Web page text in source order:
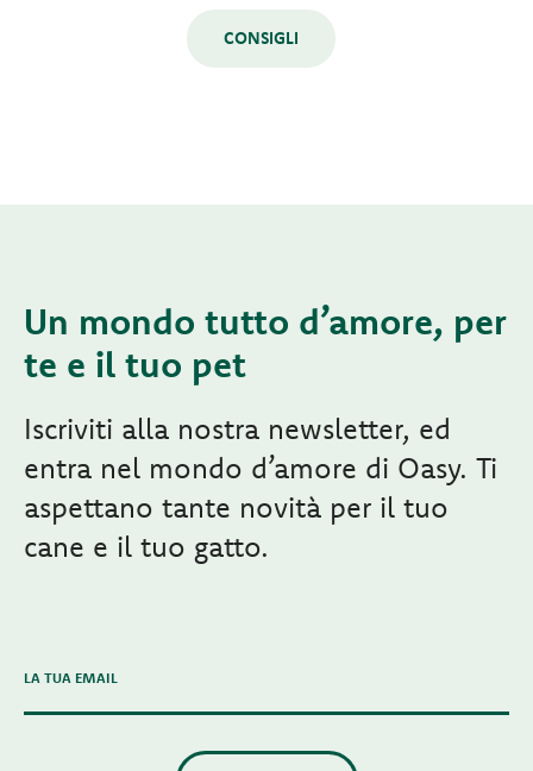
CONSIGLI
Un mondo tutto d’amore, per
te e il tuo pet
Iscriviti alla nostra newsletter, ed
entra nel mondo d’amore di Oasy. Ti
aspettano tante novità per il tuo
cane e il tuo gatto.
LA TUA EMAIL